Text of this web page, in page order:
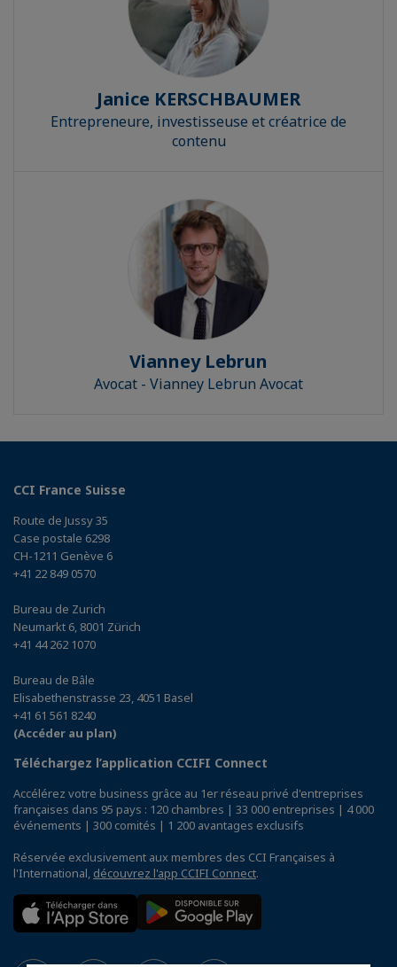
Janice KERSCHBAUMER
Entrepreneure, investisseuse et créatrice de
contenu
Vianney Lebrun
Avocat - Vianney Lebrun Avocat
CCI France Suisse
Route de Jussy 35
Case postale 6298
CH-1211 Genève 6
+41 22 849 0570
Bureau de Zurich
Neumarkt 6, 8001 Zürich
+41 44 262 1070
Bureau de Bâle
Elisabethenstrasse 23, 4051 Basel
+41 61 561 8240
(Accéder au plan)
Téléchargez l’application CCIFI Connect
Accélérez votre business grâce au 1er réseau privé d'entreprises
françaises dans 95 pays : 120 chambres | 33 000 entreprises | 4 000
événements | 300 comités | 1 200 avantages exclusifs
Réservée exclusivement aux membres des CCI Françaises à
l'International, découvrez l'app CCIFI Connect.